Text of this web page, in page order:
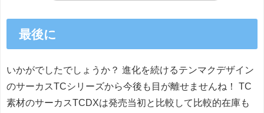
最後に
いかがでしたでしょうか？ 進化を続けるテンマクデザイン
のサーカスTCシリーズから今後も目が離せませんね！ TC
素材のサーカスTCDXは発売当初と比較して比較的在庫も